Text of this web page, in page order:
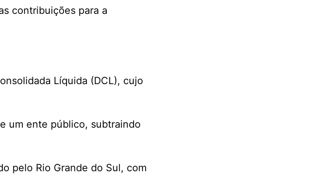
contribuições para a
Líquida (DCL), cujo
um ente público, subtraindo
pelo Rio Grande do Sul, com